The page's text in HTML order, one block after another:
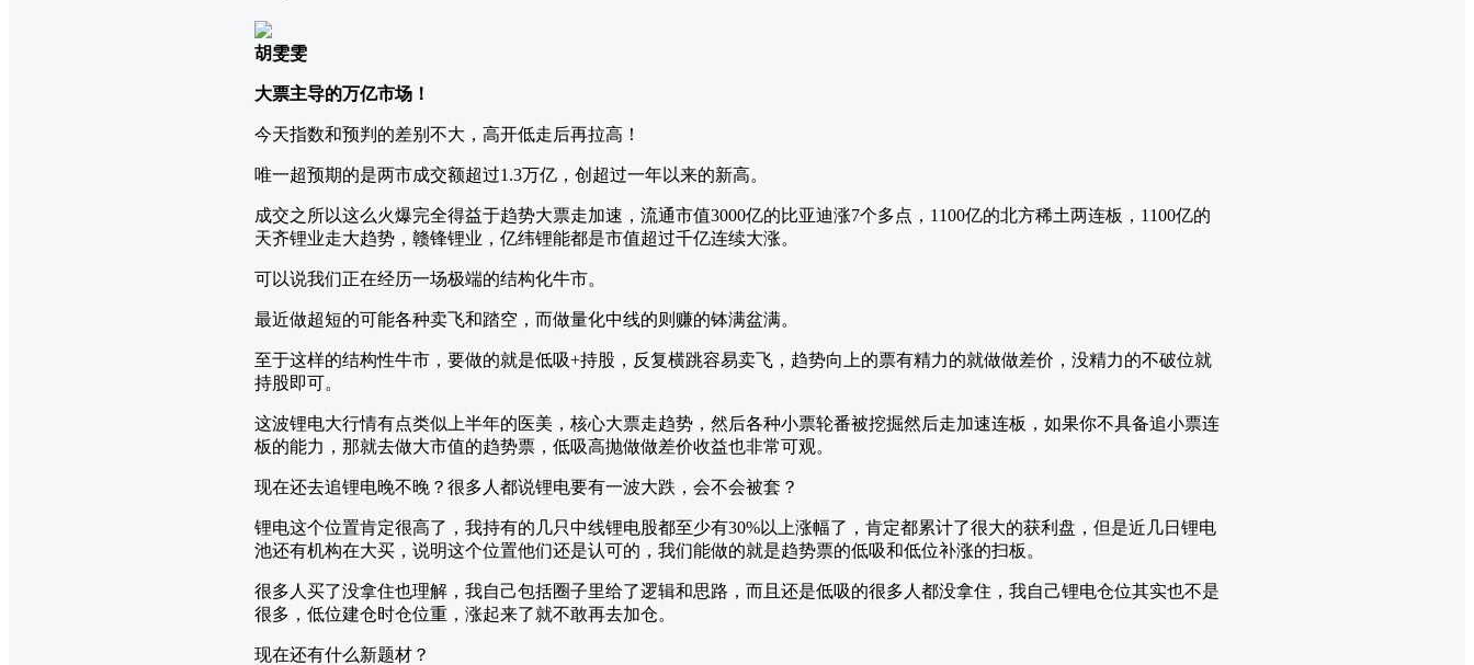
胡雯雯
大票主导的万亿市场！
今天指数和预判的差别不大，高开低走后再拉高！
唯一超预期的是两市成交额超过1.3万亿，创超过一年以来的新高。
成交之所以这么火爆完全得益于趋势大票走加速，流通市值3000亿的比亚迪涨7个多点，1100亿的北方稀土两连板，1100亿的
天齐锂业走大趋势，赣锋锂业，亿纬锂能都是市值超过千亿连续大涨。
可以说我们正在经历一场极端的结构化牛市。
最近做超短的可能各种卖飞和踏空，而做量化中线的则赚的钵满盆满。
至于这样的结构性牛市，要做的就是低吸+持股，反复横跳容易卖飞，趋势向上的票有精力的就做做差价，没精力的不破位就
持股即可。
这波锂电大行情有点类似上半年的医美，核心大票走趋势，然后各种小票轮番被挖掘然后走加速连板，如果你不具备追小票连
板的能力，那就去做大市值的趋势票，低吸高抛做做差价收益也非常可观。
现在还去追锂电晚不晚？很多人都说锂电要有一波大跌，会不会被套？
锂电这个位置肯定很高了，我持有的几只中线锂电股都至少有30%以上涨幅了，肯定都累计了很大的获利盘，但是近几日锂电
池还有机构在大买，说明这个位置他们还是认可的，我们能做的就是趋势票的低吸和低位补涨的扫板。
很多人买了没拿住也理解，我自己包括圈子里给了逻辑和思路，而且还是低吸的很多人都没拿住，我自己锂电仓位其实也不是
很多，低位建仓时仓位重，涨起来了就不敢再去加仓。
现在还有什么新题材？